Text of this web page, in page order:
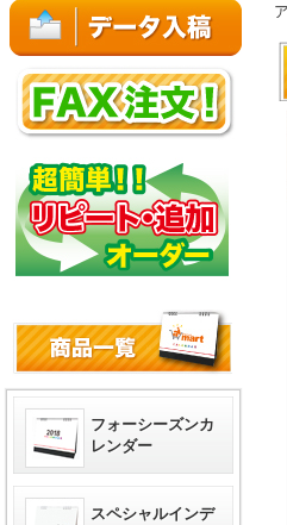
フォーシーズンカ
レンダー
スペシャルインデ